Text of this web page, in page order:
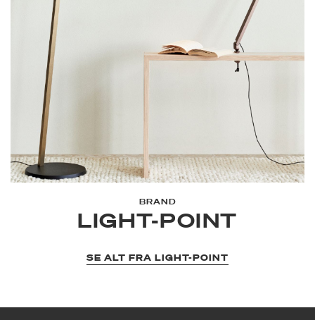
BRAND
LIGHT-POINT
SE ALT FRA LIGHT-POINT